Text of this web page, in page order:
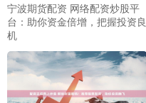
宁波期货配资 网络配资炒股平
台：助你资金倍增，把握投资良
机